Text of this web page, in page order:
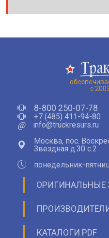
с
8-800 250-07-78
+7 (485) 411-94-80
@
info@truckresurs.ru
Москва, пос.
Звездная д.30 с.2
понедельник-
ОРИГИНАЛЬНЫЕ
КАТАЛОГИ PDF